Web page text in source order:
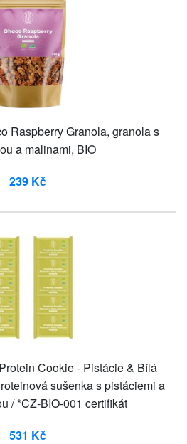
Raspberry Granola, granola s
a malinami, BIO
239 Kč
Cookie - Pistácie & Bílá
sušenka s pistáciemi a
/ *CZ-BIO-001 certifikát
531 Kč